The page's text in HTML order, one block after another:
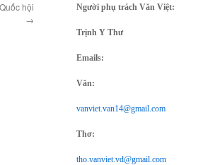
hội
→
Người phụ trách Văn Việt:
Trịnh Y Thư
Emails:
Văn:
vanviet.van14@gmail.com
Thơ:
tho.vanviet.vd@gmail.com